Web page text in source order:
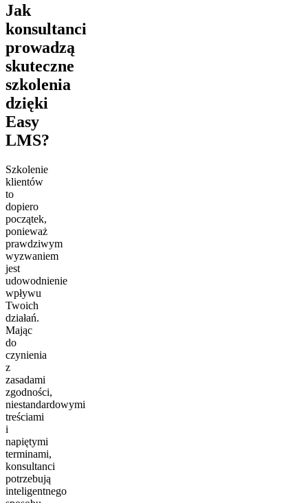
Jak
konsultanci
prowadzą
skuteczne
szkolenia
dzięki
Easy
LMS?
Szkolenie
klientów
to
dopiero
początek,
ponieważ
prawdziwym
wyzwaniem
jest
udowodnienie
wpływu
Twoich
działań.
Mając
do
czynienia
z
zasadami
zgodności,
niestandardowymi
treściami
i
napiętymi
terminami,
konsultanci
potrzebują
inteligentnego